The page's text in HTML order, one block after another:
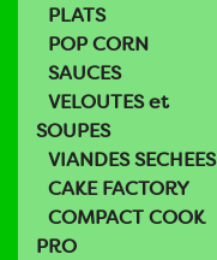
PLATS
POP CORN
SAUCES
VELOUTES et
SOUPES
VIANDES SECHEES
CAKE FACTORY
COMPACT COOK
PRO